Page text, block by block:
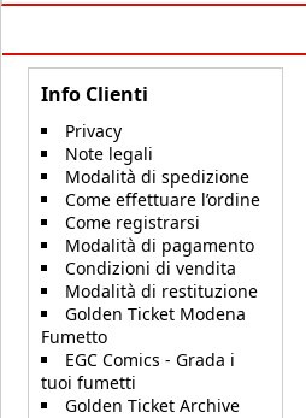
Info Clienti
Privacy
Note legali
Modalità di spedizione
Come effettuare l’ordine
Come registrarsi
Modalità di pagamento
Condizioni di vendita
Modalità di restituzione
Golden Ticket Modena
Fumetto
EGC Comics - Grada i
tuoi fumetti
Golden Ticket Archive